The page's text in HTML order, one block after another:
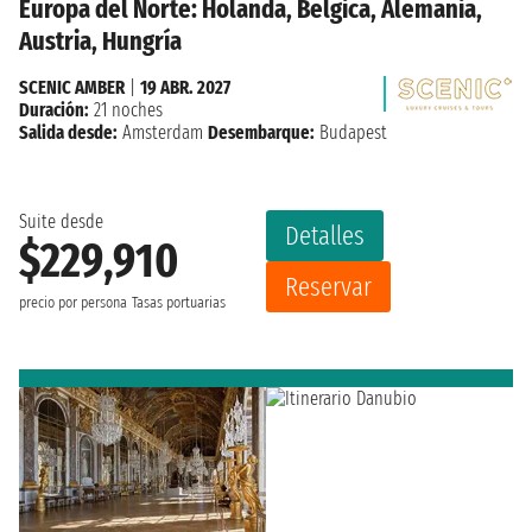
Europa del Norte: Holanda, Belgica, Alemania,
Austria, Hungría
Suite desde
$229,910
precio por persona Tasas portuarias
Detalles
Reservar
SCENIC AMBER| 19 ABR. 2027
Duración: 21 noches
Salida desde: Amsterdam Desembarque: Budapest